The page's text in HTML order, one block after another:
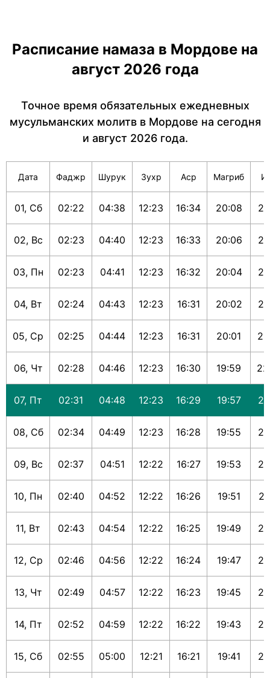
Расписание намаза в Мордове на
август 2026 года
Точное время обязательных ежедневных
мусульманских молитв в Мордове на сегодня
и август 2026 года.
Дата Фаджр Шурук Зухр Аср Магриб
01, Сб 02:22 04:38 12:23 16:34 20:08
02, Вс 02:23 04:40 12:23 16:33 20:06
03, Пн 02:23 04:41 12:23 16:32 20:04
04, Вт 02:24 04:43 12:23 16:31 20:02
05, Ср 02:25 04:44 12:23 16:31 20:01
06, Чт 02:28 04:46 12:23 16:30 19:59
07, Пт 02:31 04:48 12:23 16:29 19:57
08, Сб 02:34 04:49 12:23 16:28 19:55
09, Вс 02:37 04:51 12:22 16:27 19:53
10, Пн 02:40 04:52 12:22 16:26 19:51
11, Вт 02:43 04:54 12:22 16:25 19:49
12, Ср 02:46 04:56 12:22 16:24 19:47
13, Чт 02:49 04:57 12:22 16:23 19:45
14, Пт 02:52 04:59 12:22 16:22 19:43
15, Сб 02:55 05:00 12:21 16:21 19:41